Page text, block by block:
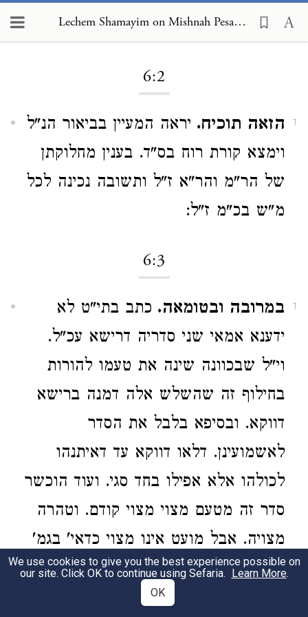
Lechem Shamayim on Mishnah Pesachim 6:2
6:2
1 הזאה תוכיח. יראה המעיין בביאור הנ"ל
וימצא קורת רוח בס"ד. בענין מחלוקתן
של הר"מ והר"א ז"ל ותשובה נכינה לכל
מ"ש בכ"מ ז"ל:
6:3
1 במרובה ובטומאה. כתב בתי"ט לא
ידענא אמאי שני סדריה דרישא עכ"ל.
וי"ל שבכוונה שינה את טעמו להורות
בחילוף זה שהשלש אלה דמנה ברישא
דווקא. ובסיפא בלבל את הסדר
לאשמועינן. דלאו דווקא עד דאיתנהו
לכולהו אלא אפילו בחד סגי. ועוד הוכשר
סדר זה מטעם מצוי מצוי קודם. וטהרה
מצויה. אבל מועט אינו מצוי כדאי' בגמ'
ובמדרש איכה אין לך כל פסח שאין
נמנין עליו חמשים ומאה. והוכרח בסיפא
We use cookies to give you the best experience possible on
our site. Click OK to continue using Sefaria. Learn More.
OK